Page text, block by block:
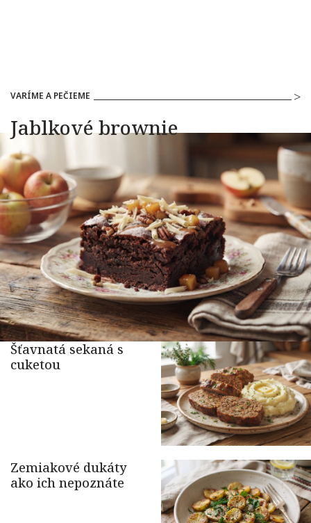
VARÍME A PEČIEME